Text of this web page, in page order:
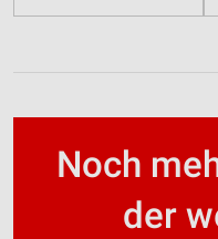
Noch
der